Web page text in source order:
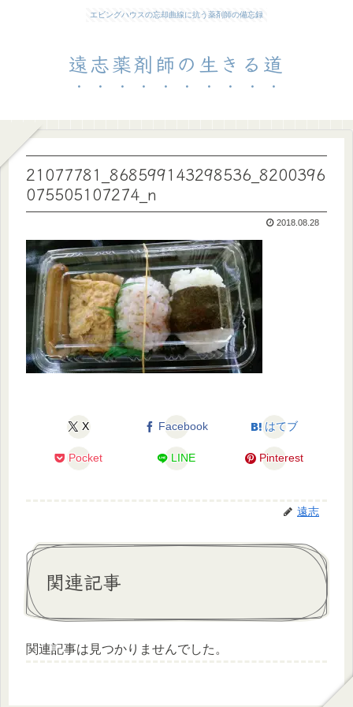
エビングハウスの忘却曲線に抗う薬剤師の備忘録
遠志薬剤師の生きる道
21077781_868599143298536_8200396
075505107274_n
2018.08.28
X Facebook はてブ
Pocket LINE Pinterest
遠志
関連記事
関連記事は見つかりませんでした。